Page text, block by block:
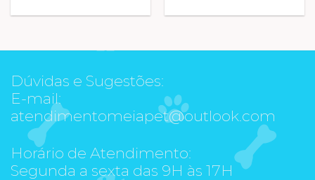
Dúvidas e Sugestões:
E-mail:
atendimentomeiapet@outlook.com
Horário de Atendimento:
Segunda a sexta das 9H às 17H